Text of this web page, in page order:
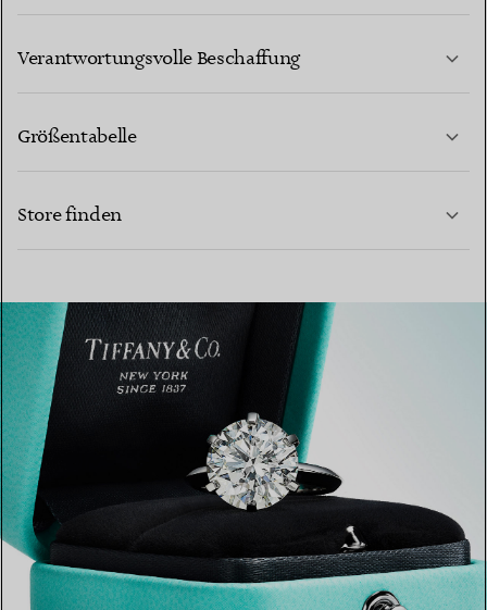
Verantwortungsvolle Beschaffung
MEHR ERFAHREN
Größentabelle
Store finden
EINEN STORE IN IHRER NÄHE FINDEN